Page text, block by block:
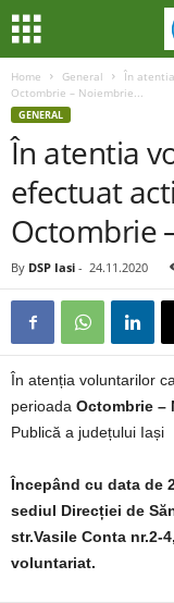
Home General
În
Octombrie – Noiembrie...
GENERAL
În atentia
efectuat
Octombrie
By DSP Iasi - 24.11.2020
În atenția voluntarilor
perioada Octombrie –
Publică a județului Iași
Începând cu data de
sediul Direcției de
str.Vasile Conta nr.2-
voluntariat.